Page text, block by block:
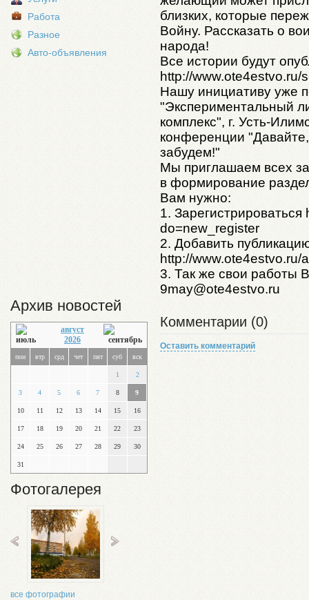
Работа
Разное
Авто-объявления
Архив новостей
август
2026
пон втр срд чет пят суб вск
1 2
3 4 5 6 7 8 9
10 11 12 13 14 15 16
17 18 19 20 21 22 23
24 25 26 27 28 29 30
31
Фотогалерея
все фотографии
близких, которые
Войну. Рассказать о
народа!
Все истории будут
http://www.ote4estvo.ru/
Нашу инициативу уже
"Экспериментальный
комплекс", г. Усть-
конференции
забудем!"
Мы приглашаем всех
в формирование
Вам нужно:
1.
do=new_register
2. Добавить
http://www.ote4estvo.ru/
3. Так же свои работы
9may@ote4estvo.ru
Комментарии (0)
Оставить комментарий